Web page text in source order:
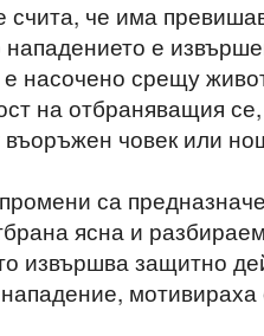
счита, че има
нападението е
насочено срещу
на отбраняващия
въоръжен човек или
са
ясна и
извършва защитно
мотивираха